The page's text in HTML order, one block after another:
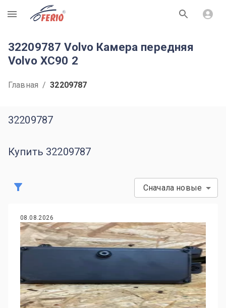
R
32209787 Volvo Камера передняя
Volvo XC90 2
Главная / 32209787
32209787
Купить 32209787
Сначала новые
08.08.2026